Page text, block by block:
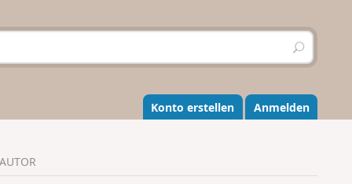
S
u
h
e
n
Konto erstellen Anmelden
AUTOR